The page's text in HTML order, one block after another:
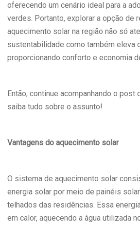
oferecendo um cenário ideal para a
verdes. Portanto, explorar a opção de
aquecimento solar na região não só
sustentabilidade como também eleva
proporcionando conforto e economia
Então, continue acompanhando o post
saiba tudo sobre o assunto!
Vantagens do aquecimento solar
O sistema de aquecimento solar
energia solar por meio de painéis
telhados das residências. Essa
em calor, aquecendo a água utilizada